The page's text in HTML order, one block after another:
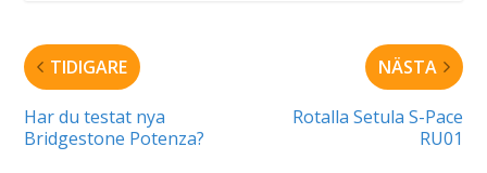
TIDIGARE
Har du testat nya
Bridgestone Potenza?
NÄSTA
Rotalla Setula S-Pace
RU01